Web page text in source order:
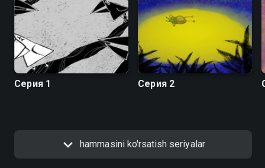
Серия 1 Серия 2
hammasini ko'rsatish seriyalar